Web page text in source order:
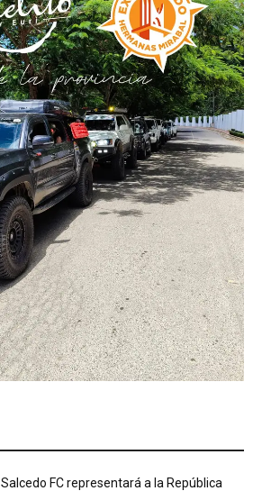
Salcedo FC representará a la República